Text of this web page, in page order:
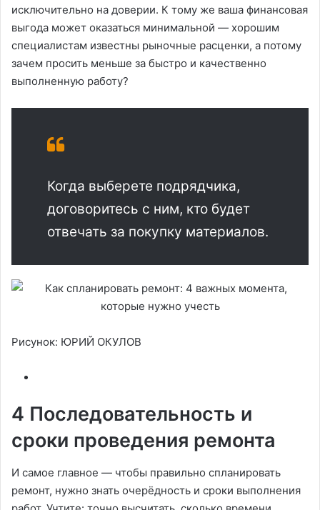
исключительно на доверии. К тому же ваша финансовая
выгода может оказаться минимальной — хорошим
специалистам известны рыночные расценки, а потому
зачем просить меньше за быстро и качественно
выполненную работу?
Когда выберете подрядчика,
договоритесь с ним, кто будет
отвечать за покупку материалов.
Рисунок: ЮРИЙ ОКУЛОВ
4 Последовательность и
сроки проведения ремонта
И самое главное — чтобы правильно спланировать
ремонт, нужно знать очерёдность и сроки выполнения